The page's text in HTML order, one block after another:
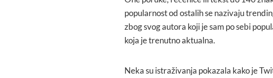
popularnost od ostalih se nazivaju
zbog svog autora koji je sam po sebi
koja je trenutno aktualna.
Neka su istraživanja pokazala kako je